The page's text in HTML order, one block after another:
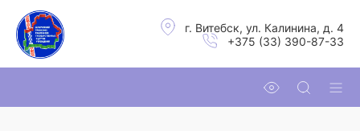
г. Витебск, ул. Калинина, д. 4
+375 (33) 390-87-33